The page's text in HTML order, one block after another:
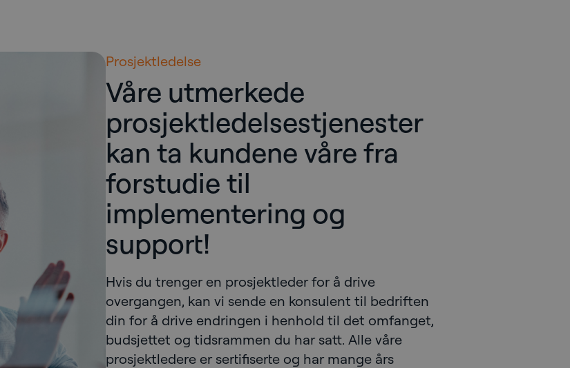
Prosjektledelse
Våre utmerkede
prosjektledelsestjenester
kan ta kundene våre fra
forstudie til
implementering og
support!
Hvis du trenger en prosjektleder for å drive
overgangen, kan vi sende en konsulent til bedriften
din for å drive endringen i henhold til det omfanget,
budsjettet og tidsrammen du har satt. Alle våre
prosjektledere er sertifiserte og har mange års